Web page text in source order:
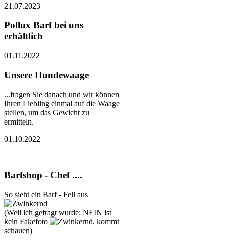
21.07.2023
Pollux Barf bei uns
erhältlich
01.11.2022
Unsere Hundewaage
...fragen Sie danach und wir können
Ihren Liebling einmal auf die Waage
stellen, um das Gewicht zu
ermitteln.
01.10.2022
Barfshop - Chef ....
So sieht ein Barf - Fell aus
(Weil ich gefragt wurde: NEIN ist
kein Fakefoto
, kommt
schauen)